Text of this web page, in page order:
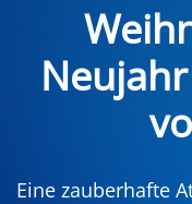
Eine zauberhafte